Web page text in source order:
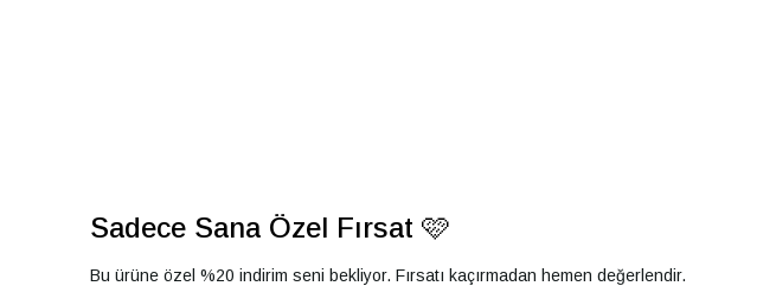
Sadece Sana Özel Fırsat 🩷
Bu ürüne özel %20 indirim seni bekliyor. Fırsatı kaçırmadan hemen değerlendir.